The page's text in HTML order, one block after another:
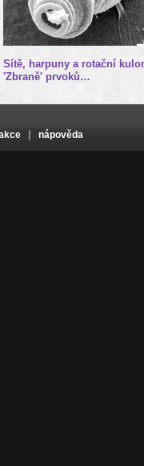
Sítě, harpuny a rotační
'Zbraně' prvoků…
nápověda